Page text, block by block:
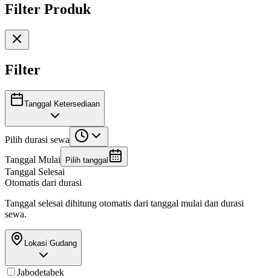
Filter Produk
Filter
Tanggal Ketersediaan
Pilih durasi sewa
Tanggal Mulai
Pilih tanggal
Tanggal Selesai
Otomatis dari durasi
Tanggal selesai dihitung otomatis dari tanggal mulai dan durasi
sewa.
Lokasi Gudang
Jabodetabek